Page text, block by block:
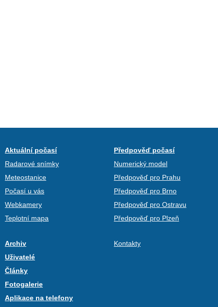
Aktuální počasí
Radarové snímky
Meteostanice
Počasí u vás
Webkamery
Teplotní mapa
Předpověď počasí
Numerický model
Předpověď pro Prahu
Předpověď pro Brno
Předpověď pro Ostravu
Předpověď pro Plzeň
Archiv
Uživatelé
Články
Fotogalerie
Aplikace na telefony
Kontakty